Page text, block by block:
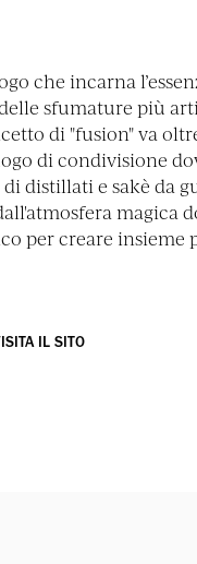
che incarna
sfumature più
di "fusion" va
di condivisione
distillati e sakè da
magica
per creare
IL SITO